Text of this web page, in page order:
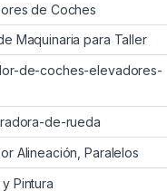
de Coches
Maquinaria para Taller
de-coches-elevadores-
de-rueda
Alineación, Paralelos
Pintura